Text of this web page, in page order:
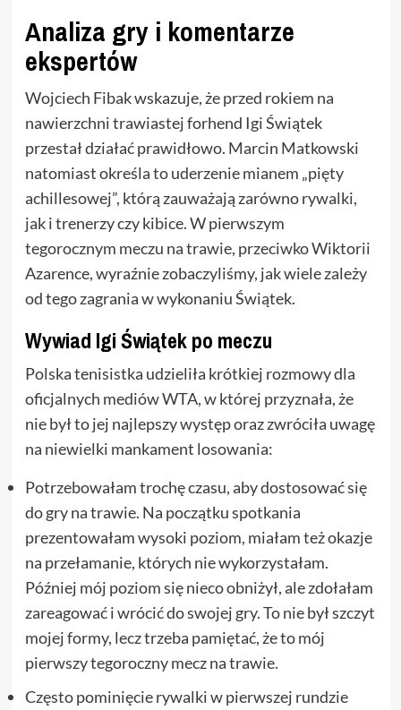
Analiza gry i komentarze
ekspertów
Wojciech Fibak wskazuje, że przed rokiem na
nawierzchni trawiastej forhend Igi Świątek
przestał działać prawidłowo. Marcin Matkowski
natomiast określa to uderzenie mianem „pięty
achillesowej”, którą zauważają zarówno rywalki,
jak i trenerzy czy kibice. W pierwszym
tegorocznym meczu na trawie, przeciwko Wiktorii
Azarence, wyraźnie zobaczyliśmy, jak wiele zależy
od tego zagrania w wykonaniu Świątek.
Wywiad Igi Świątek po meczu
Polska tenisistka udzieliła krótkiej rozmowy dla
oficjalnych mediów WTA, w której przyznała, że
nie był to jej najlepszy występ oraz zwróciła uwagę
na niewielki mankament losowania:
Potrzebowałam trochę czasu, aby dostosować się
do gry na trawie. Na początku spotkania
prezentowałam wysoki poziom, miałam też okazje
na przełamanie, których nie wykorzystałam.
Później mój poziom się nieco obniżył, ale zdołałam
zareagować i wrócić do swojej gry. To nie był szczyt
mojej formy, lecz trzeba pamiętać, że to mój
pierwszy tegoroczny mecz na trawie.
Często pominięcie rywalki w pierwszej rundzie